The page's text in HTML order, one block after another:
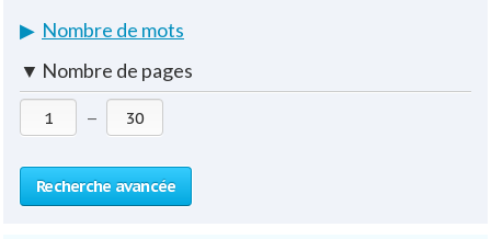
▶ Nombre de mots
▼ Nombre de pages
—
Recherche avancée